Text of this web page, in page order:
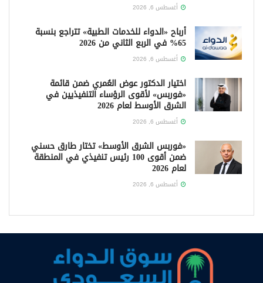
أغسطس 6, 2026
أرباح «الدواء للخدمات الطبية» تتراجع بنسبة
65% في الربع الثاني من 2026
أغسطس 6, 2026
اختيار الدكتور عوض العُمري ضمن قائمة
«فوربس» لأقوى الرؤساء التنفيذيين في
الشرق الأوسط لعام 2026
أغسطس 6, 2026
«فوربس الشرق الأوسط» تختار طارق حسني
ضمن أقوى 100 رئيس تنفيذي في المنطقة
لعام 2026
أغسطس 6, 2026